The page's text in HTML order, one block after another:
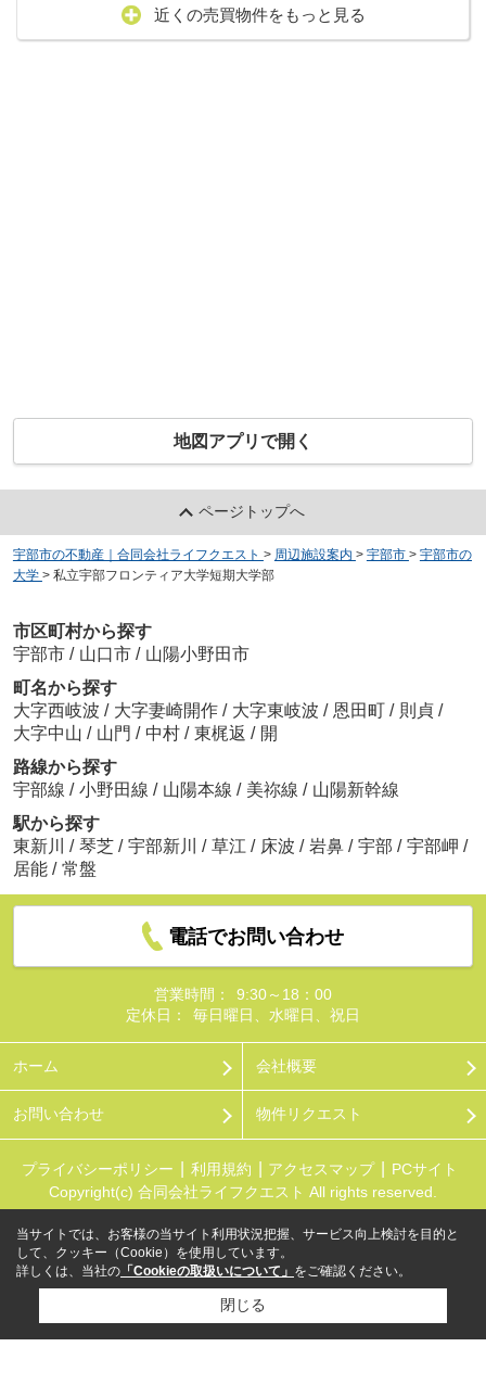
近くの売買物件をもっと見る
地図アプリで開く
ページトップへ
宇部市の不動産｜合同会社ライフクエスト > 周辺施設案内 > 宇部市 > 宇部市の
大学 > 私立宇部フロンティア大学短期大学部
市区町村から探す
宇部市 / 山口市 / 山陽小野田市
町名から探す
大字西岐波 / 大字妻崎開作 / 大字東岐波 / 恩田町 / 則貞 /
大字中山 / 山門 / 中村 / 東梶返 / 開
路線から探す
宇部線 / 小野田線 / 山陽本線 / 美祢線 / 山陽新幹線
駅から探す
東新川
/ 琴芝 / 宇部新川 / 草江 / 床波 / 岩鼻 / 宇部 / 宇部岬 /
居能 / 常盤
電話でお問い合わせ
営業時間：
9:30～18：00
定休日：
毎日曜日、水曜日、祝日
ホーム 会社概要
お問い合わせ 物件リクエスト
プライバシーポリシー 利用規約 アクセスマップ
PCサイト
Copyright(c) 合同会社ライフクエスト All rights reserved.
当サイトでは、お客様の当サイト利用状況把握、サービス向上検討を目的と
して、クッキー（Cookie）を使用しています。
詳しくは、当社の 「Cookieの取扱いについて」 をご確認ください。
閉じる